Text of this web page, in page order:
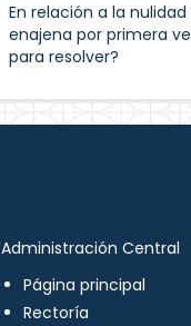
En relación a la
enajena por primera
para resolver?
Administración Central
Página principal
Rectoría